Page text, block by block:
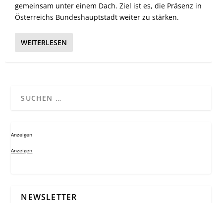
gemeinsam unter einem Dach. Ziel ist es, die Präsenz in
Österreichs Bundeshauptstadt weiter zu stärken.
WEITERLESEN
Anzeigen
Anzeigen
NEWSLETTER